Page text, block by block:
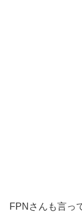
FPNさんも言っ